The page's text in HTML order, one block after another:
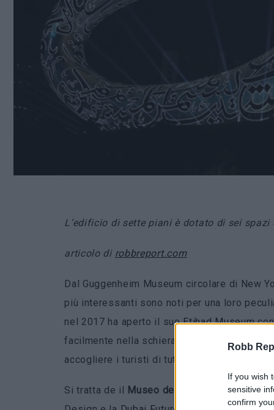
Robb
If you wish
sensitive
confirm
L’edificio di sette piani è dotato di sei
articolo di robbreport.com
Dal Guggenheim Museum circolare di New
più interessanti sono noti per una loro
nel 2017 ha aperto il suoEtihad Museum
facilmente nella schiera degli spazi artistici
accogliere i turisti di tutto il mondo.
Si tratta de il Museo del Futuro
‘, edificio